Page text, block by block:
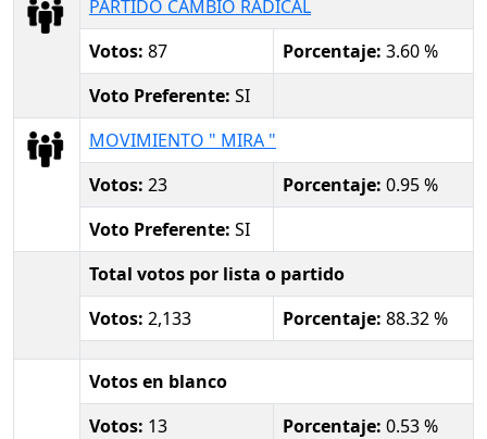
PARTIDO CAMBIO RADICAL
Votos: 87 Porcentaje: 3.60 %
Voto Preferente: SI
MOVIMIENTO " MIRA "
Votos: 23 Porcentaje: 0.95 %
Voto Preferente: SI
Total votos por lista o partido
Votos: 2,133 Porcentaje: 88.32 %
Votos en blanco
Votos: 13 Porcentaje: 0.53 %